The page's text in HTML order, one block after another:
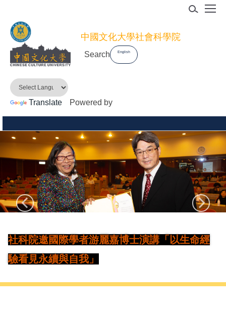
主
容
區
中國文化大學社會科學院
Search English
Powered by
Translate
社科院邀國際學者游麗嘉博士演講「以生命經
驗看見永續與自我」